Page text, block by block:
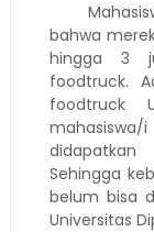
bahwa
hingga 3
foodtruck.
foodtruck
Sehingga
belum bisa
Universitas